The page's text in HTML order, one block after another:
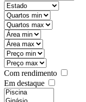
state
mintypo
maxtypo
minarea
maxarea
minprice
maxprice
Com rendimento
Em destaque
features